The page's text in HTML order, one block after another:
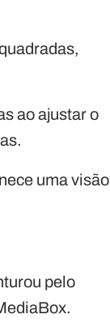
ao ajustar o
uma visão
pelo